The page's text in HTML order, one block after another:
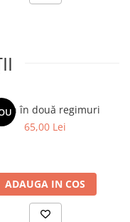
în două regimuri
65,00 Lei
ADAUGA IN COS